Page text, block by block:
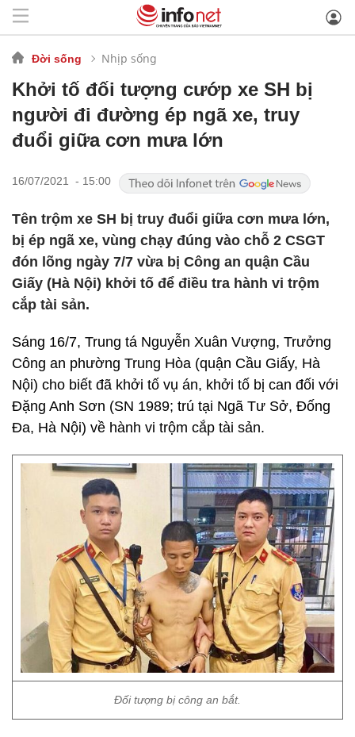
Đời sống Nhịp sống
Khởi tố đối tượng cướp xe SH bị
người đi đường ép ngã xe, truy
đuổi giữa cơn mưa lớn
16/07/2021 - 15:00
Tên trộm xe SH bị truy đuổi giữa cơn mưa lớn,
bị ép ngã xe, vùng chạy đúng vào chỗ 2 CSGT
đón lõng ngày 7/7 vừa bị Công an quận Cầu
Giấy (Hà Nội) khởi tố để điều tra hành vi trộm
cắp tài sản.
Sáng 16/7, Trung tá Nguyễn Xuân Vượng, Trưởng
Công an phường Trung Hòa (quận Cầu Giấy, Hà
Nội) cho biết đã khởi tố vụ án, khởi tố bị can đối với
Đặng Anh Sơn (SN 1989; trú tại Ngã Tư Sở, Đống
Đa, Hà Nội) về hành vi trộm cắp tài sản.
Đối tượng bị công an bắt.